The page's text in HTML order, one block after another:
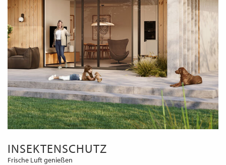
INSEKTENSCHUTZ
Frische Luft genießen